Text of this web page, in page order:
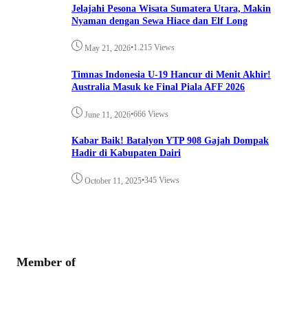
Jelajahi Pesona Wisata Sumatera Utara, Makin
Nyaman dengan Sewa Hiace dan Elf Long
May 21, 2026•1.215 Views
Timnas Indonesia U-19 Hancur di Menit Akhir!
Australia Masuk ke Final Piala AFF 2026
June 11, 2026•666 Views
Kabar Baik! Batalyon YTP 908 Gajah Dompak
Hadir di Kabupaten Dairi
October 11, 2025•345 Views
Member of